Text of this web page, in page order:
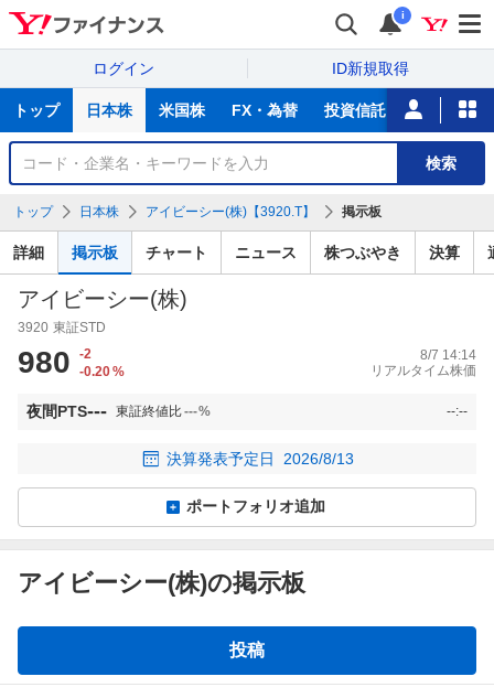
i
ログイン ID新規取得
サ
トップ 日本株 米国株 FX・為替 投資信託 ニュース
銘
検
索
検索
トップ 日本株 アイビーシー(株)【3920.T】 掲示板
詳細 掲示板 チャート ニュース 株つぶやき 決算
アイビーシー(株)
3920 東証STD
980
-2
-0.20%
8/7 14:14
リアルタイム株価
夜間PTS--- 東証終値比---% --:--
決算発表予定日 2026/8/13
ポートフォリオ追加
アイビーシー(株)の掲示板
板
投稿